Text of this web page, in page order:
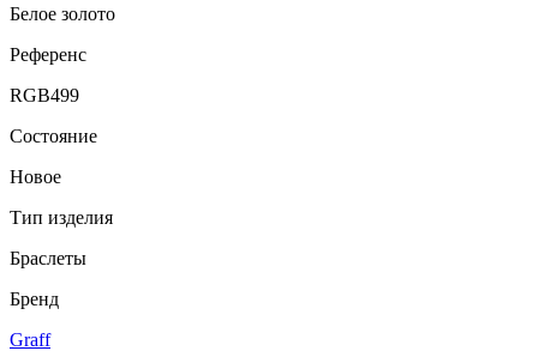
Белое золото
Референс
RGB499
Состояние
Новое
Тип изделия
Браслеты
Бренд
Graff